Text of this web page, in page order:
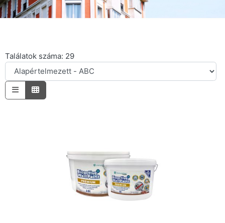
Találatok száma: 29